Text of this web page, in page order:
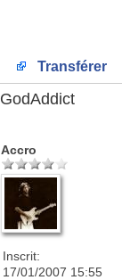
Transférer
GodAddict
Accro
Inscrit:
17/01/2007 15:55